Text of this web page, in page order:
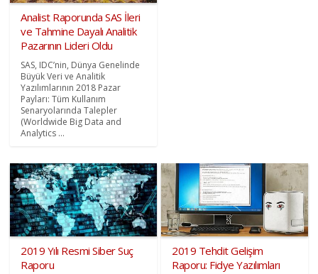
Analist Raporunda SAS İleri
ve Tahmine Dayalı Analitik
Pazarının Lideri Oldu
SAS, IDC’nin, Dünya Genelinde
Büyük Veri ve Analitik
Yazılımlarının 2018 Pazar
Payları: Tüm Kullanım
Senaryolarında Talepler
(Worldwide Big Data and
Analytics ...
2019 Yılı Resmi Siber Suç
Raporu
2019 Tehdit Gelişim
Raporu: Fidye Yazılımları